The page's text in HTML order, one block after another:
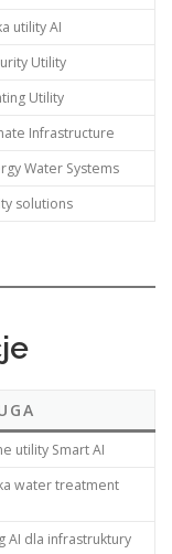
utility AI
Utility
Utility
Infrastructure
Water Systems
solutions
utility Smart AI
water treatment
AI dla infrastruktury